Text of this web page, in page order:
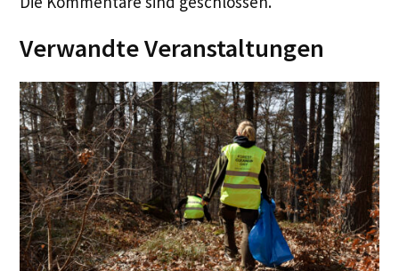
Verwandte Veranstaltungen